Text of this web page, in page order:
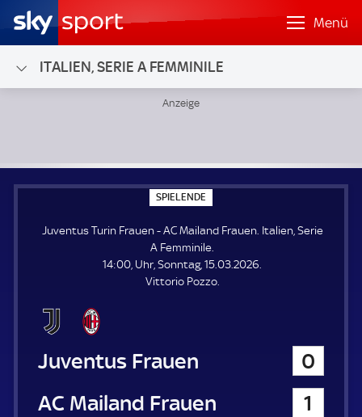
Menü
ITALIEN, SERIE A FEMMINILE
SPIELENDE
P
E
E
N
E
Juventus Turin Frauen - AC Mailand Frauen. Italien, Serie
A Femminile.
14:00, Uhr, Sonntag, 15.03.2026.
Vittorio Pozzo.
Juventus Turin Frauen
0
AC Mailand Frauen
1